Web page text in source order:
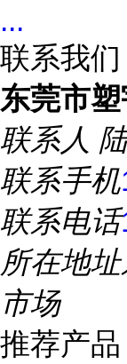
...
联系我们
东莞市
联系人
联系手机
联系电话
所在地址
市场
推荐产品